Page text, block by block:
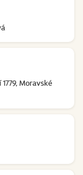
Moravské